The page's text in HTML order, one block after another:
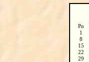
Pn
1
8
15
22
29